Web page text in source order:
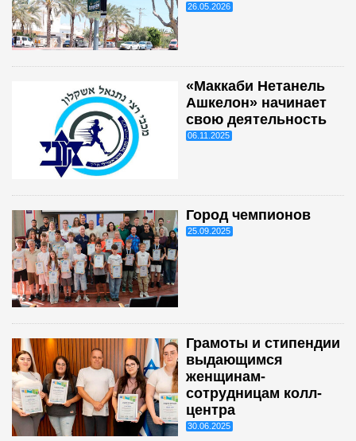
26.05.2026
«Маккаби Нетанель
Ашкелон» начинает
свою деятельность
06.11.2025
Город чемпионов
25.09.2025
Грамоты и стипендии
выдающимся
женщинам-
сотрудницам колл-
центра
30.06.2025